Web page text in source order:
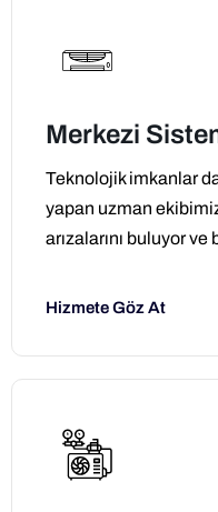
Merkezi
Teknolojik imkanlar
yapan uzman
arızalarını buluyor ve
Hizmete Göz At